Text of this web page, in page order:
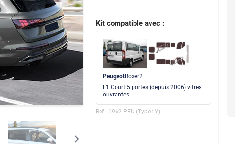
Kit compatible avec :
PeugeotBoxer2
L1 Court 5portes (depuis 2006) vitres
ouvrantes
Ref : 1962-PEU (Type : Y)